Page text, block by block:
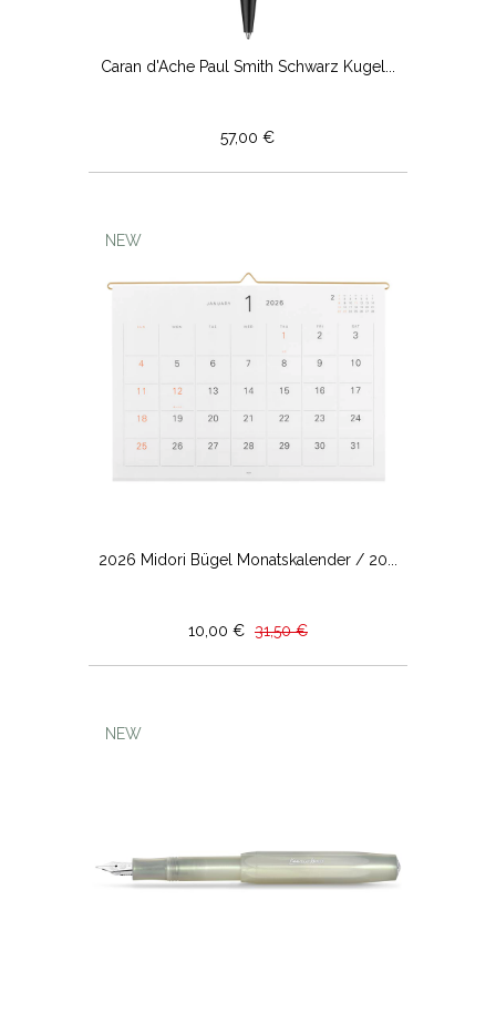
Caran d'Ache Paul Smith Schwarz Kugel...
57,00 €
NEW
2026 Midori Bügel Monatskalender / 20...
10,00 € 31,50 €
NEW